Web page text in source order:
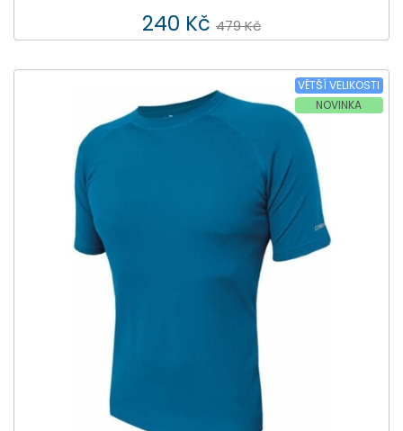
240 Kč 479 Kč
VĚTŠÍ VELIKOSTI
NOVINKA